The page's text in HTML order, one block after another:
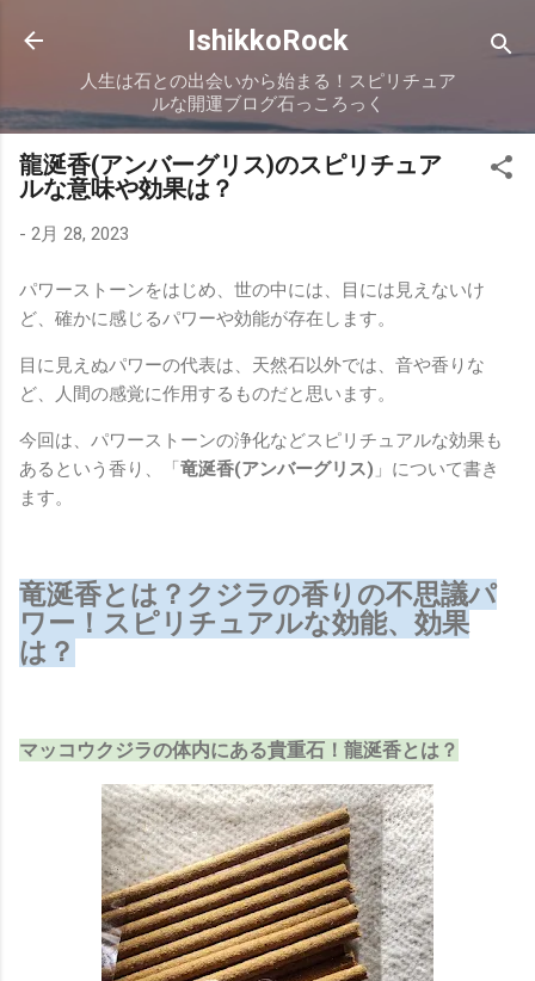
スキップしてメイン コンテンツに移動
IshikkoRock
人生は石との出会いから始まる！スピリチュア
ルな開運ブログ石っころっく
龍涎香(アンバーグリス)のスピリチュア
ルな意味や効果は？
- 2月 28, 2023
パワーストーンをはじめ、世の中には、目には見えないけ
ど、確かに感じるパワーや効能が存在します。
目に見えぬパワーの代表は、天然石以外では、音や香りな
ど、人間の感覚に作用するものだと思います。
今回は、パワーストーンの浄化などスピリチュアルな効果も
あるという香り、「竜涎香(アンバーグリス) 」について書き
ます。
竜涎香とは？クジラの香りの不思議パ
ワー！スピリチュアルな効能、効果
は？
マッコウクジラの体内にある貴重石！龍涎香とは？